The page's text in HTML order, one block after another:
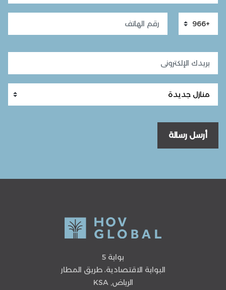
أرسل رسالة
بوابة 5
البوابة الاقتصادية، طريق المطار
الرياض, KSA